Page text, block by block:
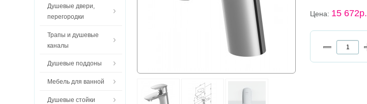
Душевые двери,
перегородки
Трапы и душевые
каналы
Душевые поддоны
Мебель для ванной
Душевые стойки
Цена: 15 672р.